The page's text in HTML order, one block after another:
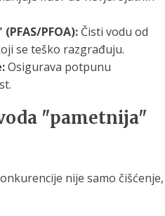
PFOA): Čisti vodu od
se teško razgrađuju.
Osigurava potpunu
"pametnija"
nije samo čišćenje,